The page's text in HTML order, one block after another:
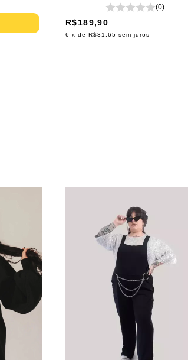
(0)
R$189,90
6 x de R$31,65 sem juros